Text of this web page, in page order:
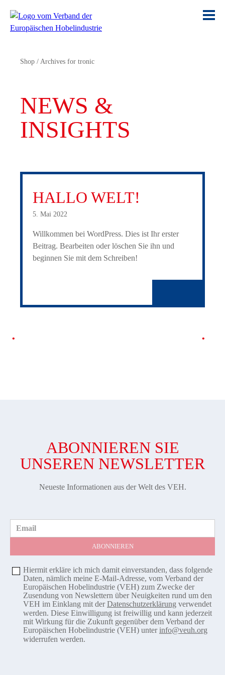
Shop / Archives for tronic
NEWS &
INSIGHTS
HALLO WELT!
5. Mai 2022
Willkommen bei WordPress. Dies ist Ihr erster
Beitrag. Bearbeiten oder löschen Sie ihn und
beginnen Sie mit dem Schreiben!
ABONNIEREN SIE
UNSEREN NEWSLETTER
Neueste Informationen aus der Welt des VEH.
Email
Hiermit erkläre ich mich damit einverstanden, dass folgende
Daten, nämlich meine E-Mail-Adresse, vom Verband der
Europäischen Hobelindustrie (VEH) zum Zwecke der
Zusendung von Newslettern über Neuigkeiten rund um den
VEH im Einklang mit derDatenschutzerklärung verwendet
werden. Diese Einwilligung ist freiwillig und kann jederzeit
mit Wirkung für die Zukunft gegenüber dem Verband der
Europäischen Hobelindustrie (VEH) unterinfo@veuh.org
widerrufen werden.